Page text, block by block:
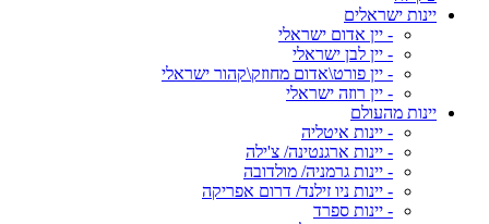
יינות ישראלים
- יין אדום ישראלי
- יין לבן ישראלי
- יין פורט\אדום מחוזק\קהור ישראלי
- יין רוזה ישראלי
יינות מהעולם
- יינות איטליה
- יינות ארגנטינה/ צ'ילה
- יינות גרמניה/ מולדובה
- יינות ניו זילנד/ דרום אפריקה
- יינות ספרד